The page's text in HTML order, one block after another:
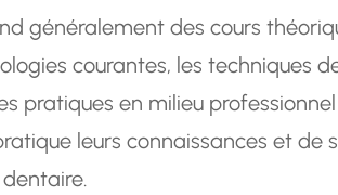
généralement des cours
courantes, les techniques
pratiques en milieu
leurs connaissances et de